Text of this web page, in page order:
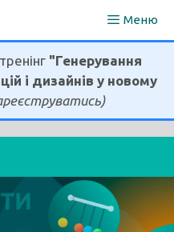
Меню
"Генерування
і дизайнів у новому